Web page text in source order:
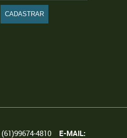
(61)99674-4810
E-MAIL: